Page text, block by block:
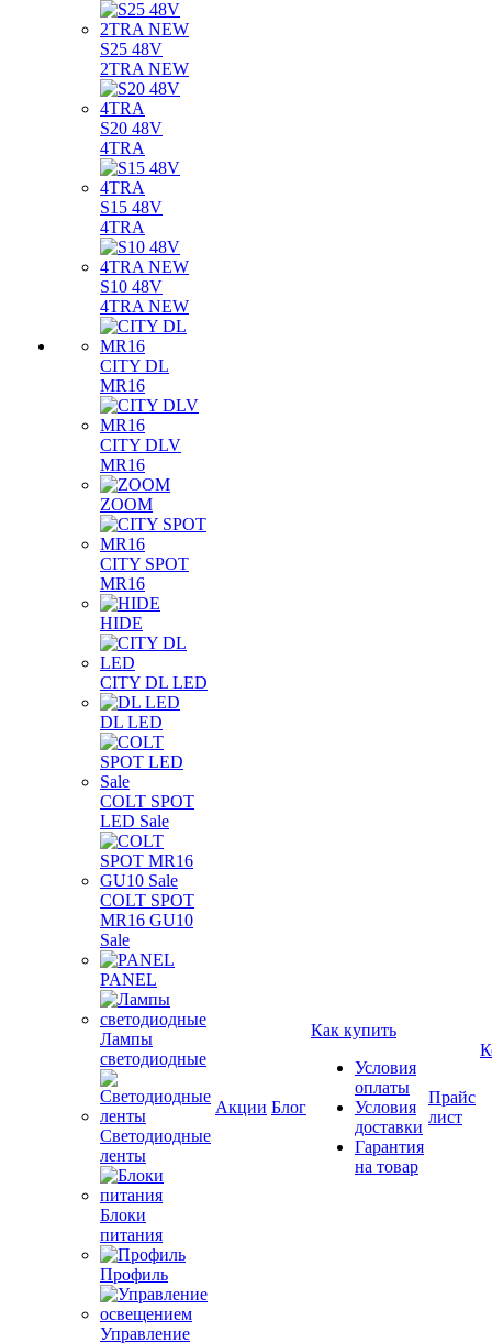
S25 48V
2TRA NEW
S20 48V
4TRA
S15 48V
4TRA
S10 48V
4TRA NEW
CITY DL
MR16
CITY DLV
MR16
ZOOM
CITY SPOT
MR16
HIDE
CITY DL LED
DL LED
COLT SPOT
LED Sale
COLT SPOT
MR16 GU10
Sale
PANEL
Лампы
светодиодные
Светодиодные
ленты
Блоки
питания
Профиль
Управление
Акции Блог
Как купить
Условия
оплаты
Условия
доставки
Гарантия
на товар
Прайс
лист